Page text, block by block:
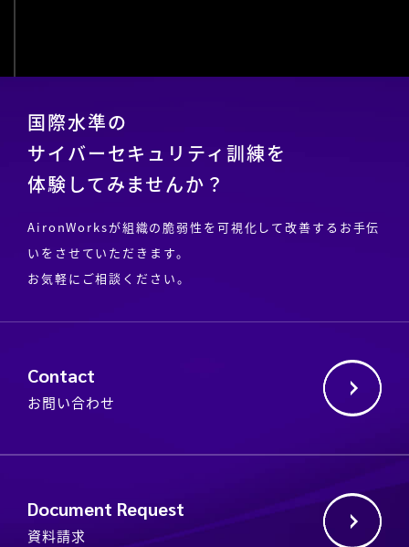
国際水準の
サイバーセキュリティ訓練を
体験してみませんか？
AironWorksが組織の脆弱性を可視化して改善するお手伝
いをさせていただきます。
お気軽にご相談ください。
Contact
お問い合わせ
Document Request
資料請求